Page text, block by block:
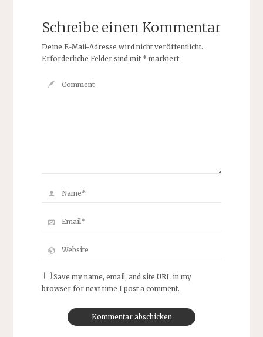
Schreibe einen Kommentar
Deine E-Mail-Adresse wird nicht veröffentlicht.
Erforderliche Felder sind mit *markiert
Save my name, email, and site URL in my
browser for next time I post a comment.